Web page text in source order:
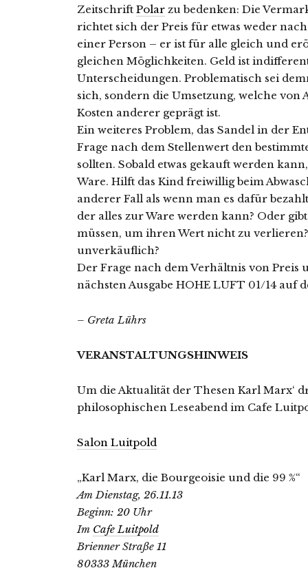
Zeitschrift Polar zu bedenken: Die
richtet sich der Preis für etwas weder
einer Person – er ist für alle gleich und
gleichen Möglichkeiten. Geld ist
Unterscheidungen. Problematisch sei
sich, sondern die Umsetzung, welche
Kosten anderer geprägt ist.
Ein weiteres Problem, das Sandel in der
Frage nach dem Stellenwert den
sollten. Sobald etwas gekauft werden
Ware. Hilft das Kind freiwillig beim
anderer Fall als wenn man es dafür
der alles zur Ware werden kann? Oder
müssen, um ihren Wert nicht zu
unverkäuflich?
Der Frage nach dem Verhältnis von Preis
nächsten Ausgabe HOHE LUFT 01/14 auf
– Greta Lührs
VERANSTALTUNGSHINWEIS
Um die Aktualität der Thesen Karl Marx‘
philosophischen Leseabend im Cafe
Salon Luitpold
„Karl Marx, die Bourgeoisie und die 99 %“
Am Dienstag, 26.11.13
Beginn: 20 Uhr
Im Cafe Luitpold
Brienner Straße 11
80333 München